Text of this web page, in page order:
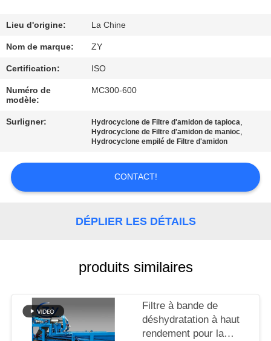
CONTRÔLE
DE
QUALITÉ
CONTACTEZ-
NOUS
NOUVELLES
DU
SITE
Lieu d'origine: La Chine
Nom de marque: ZY
Certification: ISO
Numéro de
modèle:
MC300-600
Surligner: Hydrocyclone de Filtre d'amidon de tapioca,
Hydrocyclone de Filtre d'amidon de manioc,
Hydrocyclone empilé de Filtre d'amidon
CONTACT!
DÉPLIER LES DÉTAILS
produits similaires
Filtre à bande de
déshydratation à haut
rendement pour la